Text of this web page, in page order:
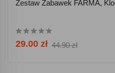
Zestaw Zabawek FARMA,
29.00 zł 44.90 zł